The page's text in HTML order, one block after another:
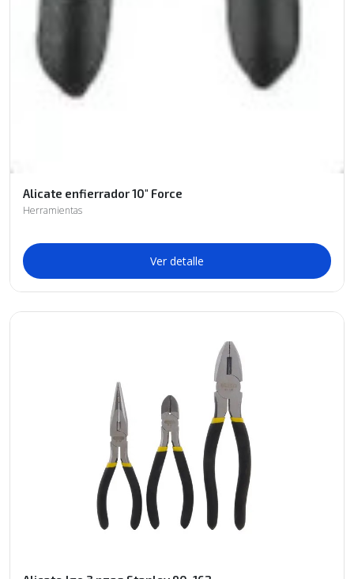
Alicate enfierrador 10" Force
Herramientas
Ver detalle